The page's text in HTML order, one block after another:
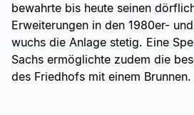
bewahrte bis heute seinen
Erweiterungen in den 1980er-
wuchs die Anlage stetig. Eine
Sachs ermöglichte zudem die
des Friedhofs mit einem Brunnen.